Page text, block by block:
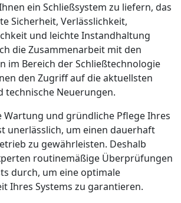
ein Schließsystem zu liefern, das
Sicherheit, Verlässlichkeit,
und leichte Instandhaltung
die Zusammenarbeit mit den
im Bereich der Schließtechnologie
den Zugriff auf die aktuellsten
technische Neuerungen.
Wartung und gründliche Pflege Ihres
unerlässlich, um einen dauerhaft
zu gewährleisten. Deshalb
routinemäßige Überprüfungen
durch, um eine optimale
Ihres Systems zu garantieren.